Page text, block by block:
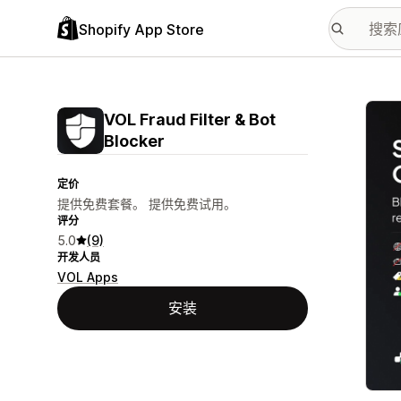
Shopify App Store
VOL Fraud Filter & Bot
Blocker
定价
提供免费套餐。 提供免费试用。
评分
5.0 (9)
开发人员
VOL Apps
安装
配图